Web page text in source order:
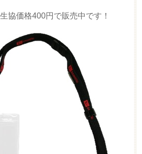
協価格400円で販売中です！